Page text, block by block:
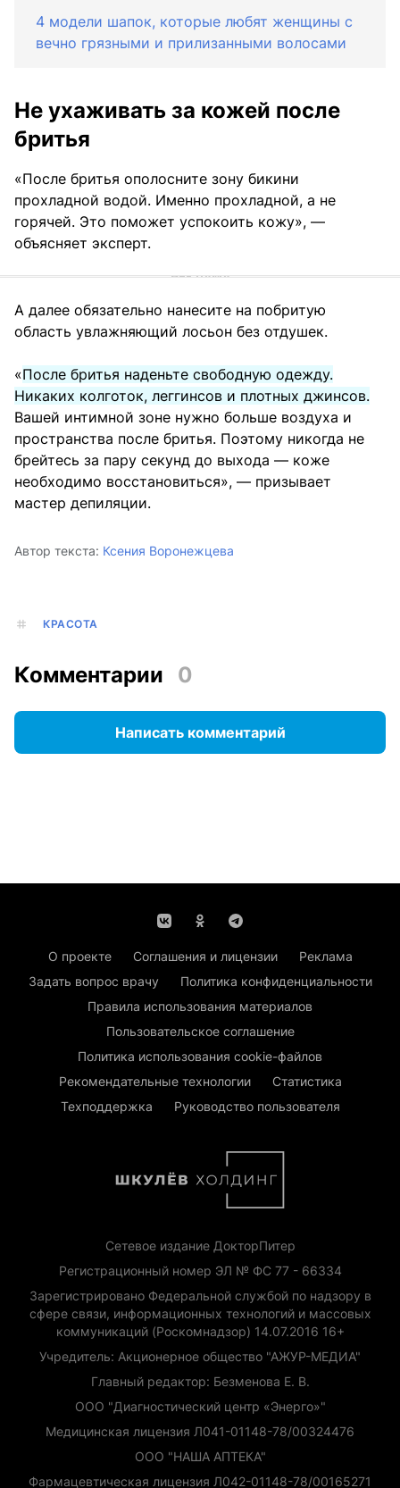
4 модели шапок, которые любят женщины с
вечно грязными и прилизанными волосами
Не ухаживать за кожей после
бритья
«После бритья ополосните зону бикини
прохладной водой. Именно прохладной, а не
горячей. Это поможет успокоить кожу», —
объясняет эксперт.
А далее обязательно нанесите на побритую
область увлажняющий лосьон без отдушек.
«После бритья наденьте свободную одежду.
Никаких колготок, леггинсов и плотных джинсов.
Вашей интимной зоне нужно больше воздуха и
пространства после бритья. Поэтому никогда не
брейтесь за пару секунд до выхода — коже
необходимо восстановиться», — призывает
мастер депиляции.
Автор текста: Ксения Воронежцева
КРАСОТА
Комментарии 0
Написать комментарий
О проекте Соглашения и лицензии
Реклама
Задать вопрос врачу
Политика конфиденциальности
Правила использования материалов
Пользовательское соглашение
Политика использования cookie-файлов
Рекомендательные технологии
Статистика
Техподдержка
Руководство пользователя
Сетевое издание ДокторПитер
Регистрационный номер ЭЛ № ФС 77 - 66334
Зарегистрировано Федеральной службой по надзору в
сфере связи, информационных технологий и массовых
коммуникаций (Роскомнадзор) 14.07.2016 16+
Учредитель: Акционерное общество "АЖУР-МЕДИА"
Главный редактор: Безменова Е. В.
ООО "Диагностический центр «Энерго»"
Медицинская лицензия Л041-01148-78/00324476
ООО "НАША АПТЕКА"
Фармацевтическая лицензия Л042-01148-78/00165271